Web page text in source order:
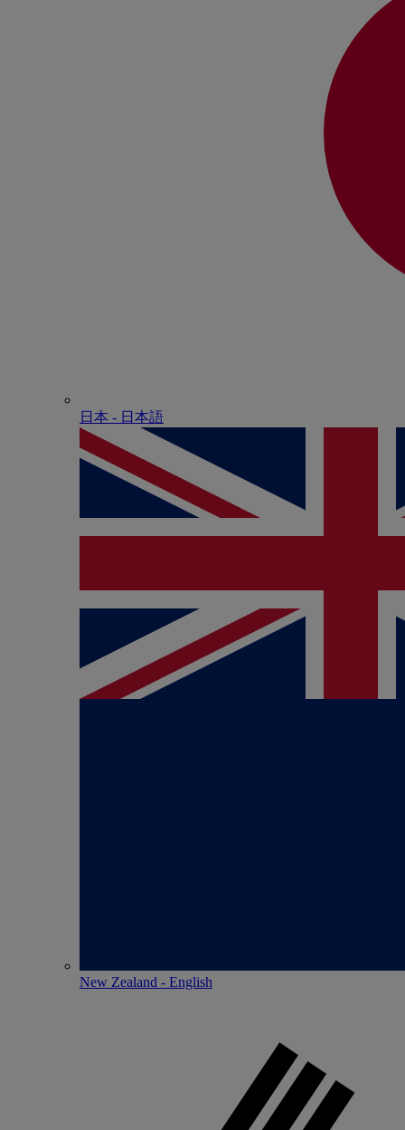
日本 - ⽇本語
New Zealand - English